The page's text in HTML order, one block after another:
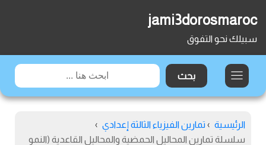
jami3dorosmaroc
سبيلك نحو التفوق
الرئيسية › تمارين الفيزياء الثالثة إعدادي ›
سلسلة تمارين المحاليل الحمضية والمحاليل القاعدية (النمو